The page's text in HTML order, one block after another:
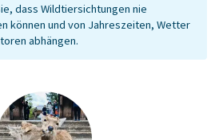
der
wirst du die
des Buddha
hoch ist.
dass Wildtiersichtungen nie
können und von Jahreszeiten, Wetter
abhängen.